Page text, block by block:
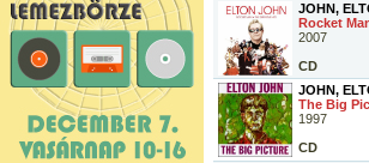
JOHN,
Rocket
2007
CD
JOHN,
The Big
1997
CD